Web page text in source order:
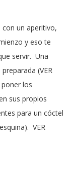
con un aperitivo,
y eso te
servir. Una
(VER
los
sus propios
para un cóctel
VER